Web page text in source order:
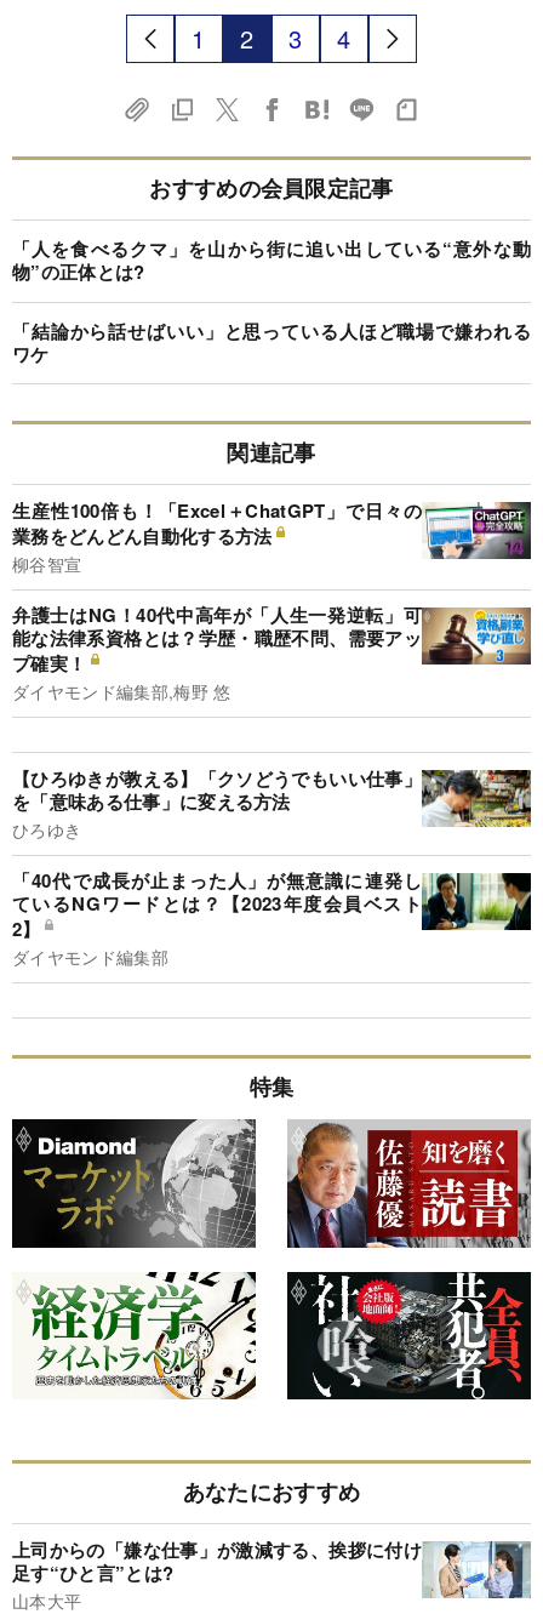
1 2 3 4
おすすめの会員限定記事
「人を食べるクマ」を山から街に追い出している“意外な動
物”の正体とは?
「結論から話せばいい」と思っている人ほど職場で嫌われる
ワケ
関連記事
生産性100倍も！「Excel＋ChatGPT」で日々の
業務をどんどん自動化する方法
柳谷智宣
弁護士はNG！40代中高年が「人生一発逆転」可
能な法律系資格とは？学歴・職歴不問、需要アッ
プ確実！
ダイヤモンド編集部,梅野 悠
【ひろゆきが教える】「クソどうでもいい仕事」
を「意味ある仕事」に変える方法
ひろゆき
「40代で成長が止まった人」が無意識に連発し
ているNGワードとは？【2023年度会員ベスト
2】
ダイヤモンド編集部
特集
あなたにおすすめ
上司からの「嫌な仕事」が激減する、挨拶に付け
足す“ひと言”とは?
山本大平